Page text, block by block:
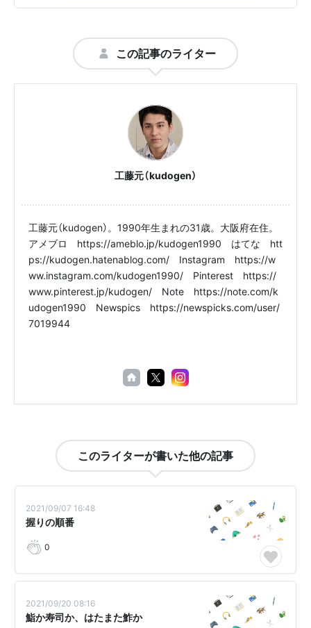
この記事のライター
工藤元（kudogen）
工藤元（kudogen）。1990年生まれの31歳。大阪府在住。
アメブロ https://ameblo.jp/kudogen1990 はてな htt
ps://kudogen.hatenablog.com/ Instagram https://w
ww.instagram.com/kudogen1990/ Pinterest https://
www.pinterest.jp/kudogen/ Note https://note.com/k
udogen1990 Newspics https://newspicks.com/user/
7019944
このライターが書いた他の記事
2021/09/07 16:48
握りの順番
0
2021/09/20 08:16
鮨か寿司か、はたまた鮓か